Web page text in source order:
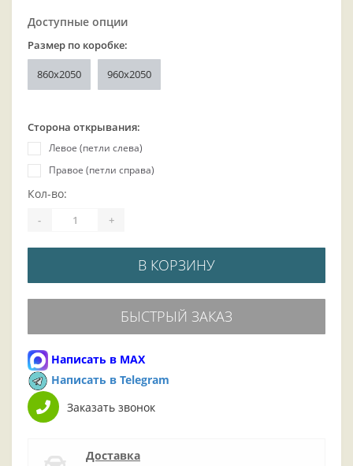
Доступные опции
Размер по коробке:
860x2050 960x2050
Сторона открывания:
Левое (петли слева)
Правое (петли справа)
Кол-во:
- +
В КОРЗИНУ
БЫСТРЫЙ ЗАКАЗ
Написать в MAX
Написать в Telegram
Заказать звонок
Доставка